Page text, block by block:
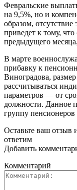
Февральские
на 9,5%, но и
образом,
приведет к тому,
предыдущего
В марте
прибавку к
Виноградова,
рассчитываться
параметров — от
должности. Данное
группу
Оставьте ваш отзыв
ответим
Добавить
Комментарий